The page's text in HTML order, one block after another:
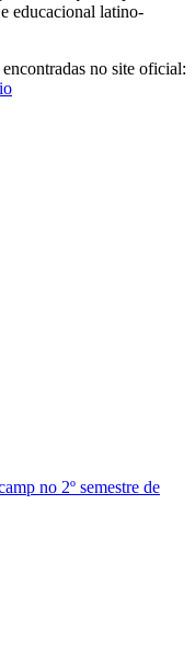
educacional latino-
no site oficial:
no 2º semestre de